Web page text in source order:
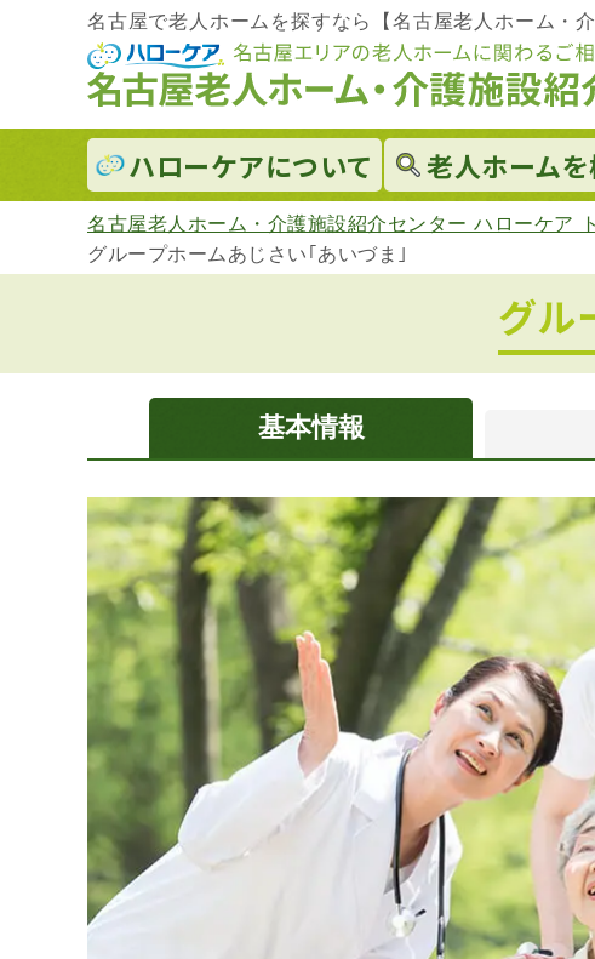
名古屋で老人ホームを探すなら【名古屋老人ホーム・
ハローケアについて 老人ホームを
名古屋老人ホーム・介護施設紹介センター ハローケア
グループホームあじさい｢あいづま｣
グル
基本情報